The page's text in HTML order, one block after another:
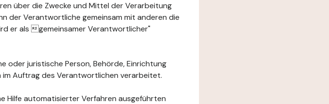
über die Zwecke und Mittel der Verarbeitung
der Verantwortliche gemeinsam mit anderen die
er als gemeinsamer Verantwortlicher"
juristische Person, Behörde, Einrichtung
Auftrag des Verantwortlichen verarbeitet.
Hilfe automatisierter Verfahren ausgeführten